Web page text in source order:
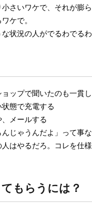
さいワケで、それが膨
ケで。
状況の人がでるわでる
ップで聞いたのも一貫
状態で充電する
、メールする
じゃうんだよ」って事
はやるだろ。コレを仕
もらうには？